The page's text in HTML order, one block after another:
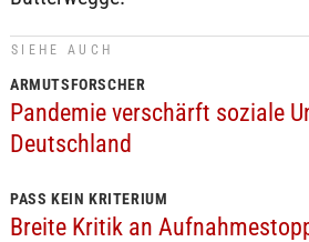
SIEHE AUCH
ARMUTSFORSCHER
Pandemie verschärft soziale
Deutschland
PASS KEIN KRITERIUM
Breite Kritik an